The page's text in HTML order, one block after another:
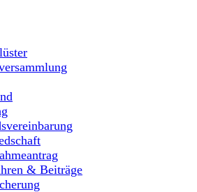
& Beiträge